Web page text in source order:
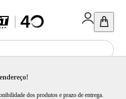
dos produtos e prazo de entrega.